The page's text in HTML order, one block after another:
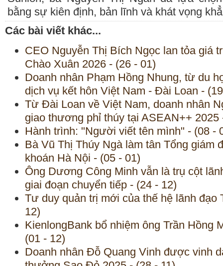
bằng sự kiên định, bản lĩnh và khát vọng
Các bài viết khác...
CEO Nguyễn Thị Bích Ngọc lan tỏa giá
Chào Xuân 2026 - (26 - 01)
Doanh nhân Phạm Hồng Nhung, từ du
dịch vụ kết hôn Việt Nam - Đài Loan -
Từ Đài Loan về Việt Nam, doanh nhân
giao thương phỉ thúy tại ASEAN++ 2025
Hành trình: "Người viết tên mình" - (08 -
Bà Vũ Thị Thúy Ngà làm tân Tổng giám
khoán Hà Nội - (05 - 01)
Ông Dương Công Minh vẫn là trụ cột
giai đoạn chuyển tiếp - (24 - 12)
Tư duy quản trị mới của thế hệ lãnh đạo
12)
KienlongBank bổ nhiệm ông Trần Hồng
(01 - 12)
Doanh nhân Đỗ Quang Vinh được vinh